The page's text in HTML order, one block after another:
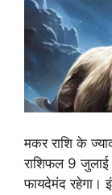
मकर राशि के
राशिफल 9 जुलाई
फायदेमंद रहेगा।